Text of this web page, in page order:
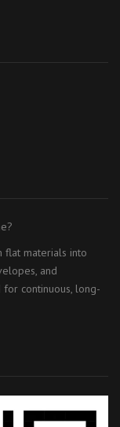
flat materials into
and
continuous, long-